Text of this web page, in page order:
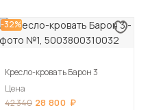
-32%
Кресло-кровать Барон 3
Цена
42 340 28 800